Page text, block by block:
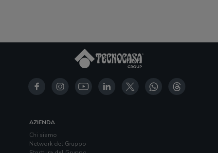
AZIENDA
Chi siamo
Network del Gruppo